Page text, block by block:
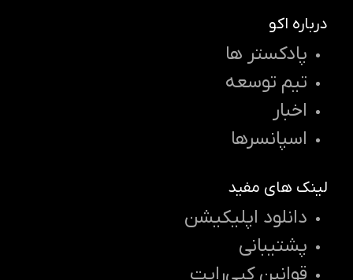
درباره اکو
پادکستر ها
تیم توسعه
اخبار
اسپانسرها
لینک های مفید
دانلود اپلیکیشن
پشتیبانی
قوانین کپی‌رایت